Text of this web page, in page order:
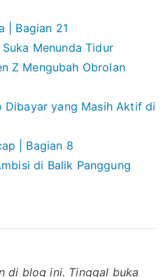
| Bagian 21
Menunda Tidur
Z Mengubah Obrolan
Dibayar yang Masih Aktif di
| Bagian 8
di Balik Panggung
di blog ini. Tinggal buka